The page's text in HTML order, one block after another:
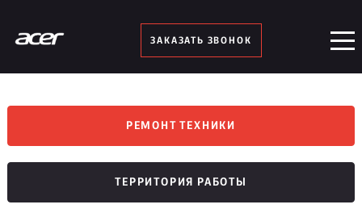
ЗАКАЗАТЬ ЗВОНОК
РЕМОНТ ТЕХНИКИ
ТЕРРИТОРИЯ РАБОТЫ